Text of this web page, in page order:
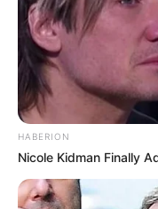
HABERION
Nicole Kidman Finally